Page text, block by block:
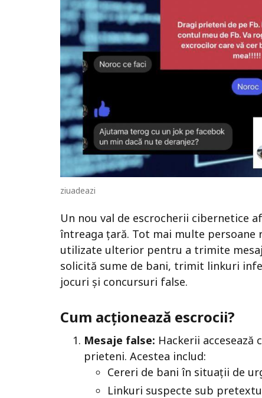
ziuadeazi
Un nou val de escrocherii cibernetice
întreaga țară. Tot mai multe
utilizate ulterior pentru a trimite
solicită sume de bani, trimit linkuri
jocuri și concursuri false.
Cum acționează escrocii?
Mesaje false: Hackerii
prieteni. Acestea includ:
Cereri de bani în situații de
Linkuri suspecte sub